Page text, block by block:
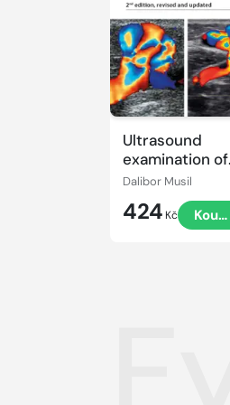
Ultrasound
examination of
the lower limbs
Dalibor Musil
424 Kč Koupit